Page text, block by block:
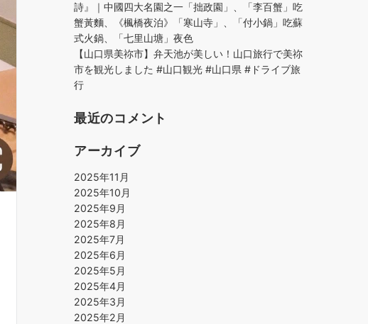
詩』｜中國四大名園之一「拙政園」、「李百蟹」吃
蟹黃麵、《楓橋夜泊》「寒山寺」、「付小鍋」吃蘇
式火鍋、「七里山塘」夜色
【山口県美祢市】弁天池が美しい！山口旅行で美祢
市を観光しました #山口観光 #山口県 #ドライブ旅
行
最近のコメント
アーカイブ
2025年11月
2025年10月
2025年9月
2025年8月
2025年7月
2025年6月
2025年5月
2025年4月
2025年3月
2025年2月